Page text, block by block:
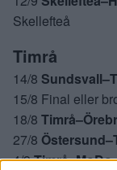
Skellefteå
Timrå
14/8
15/8 Final eller
18/8
27/8
4/9Timrå–MoDo